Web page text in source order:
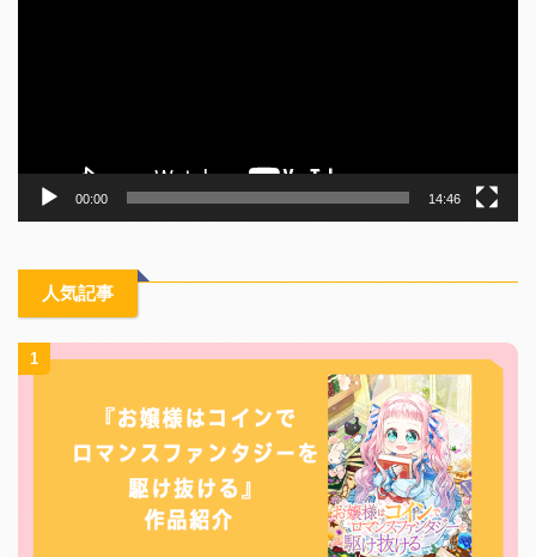
00:00 14:46
人気記事
1